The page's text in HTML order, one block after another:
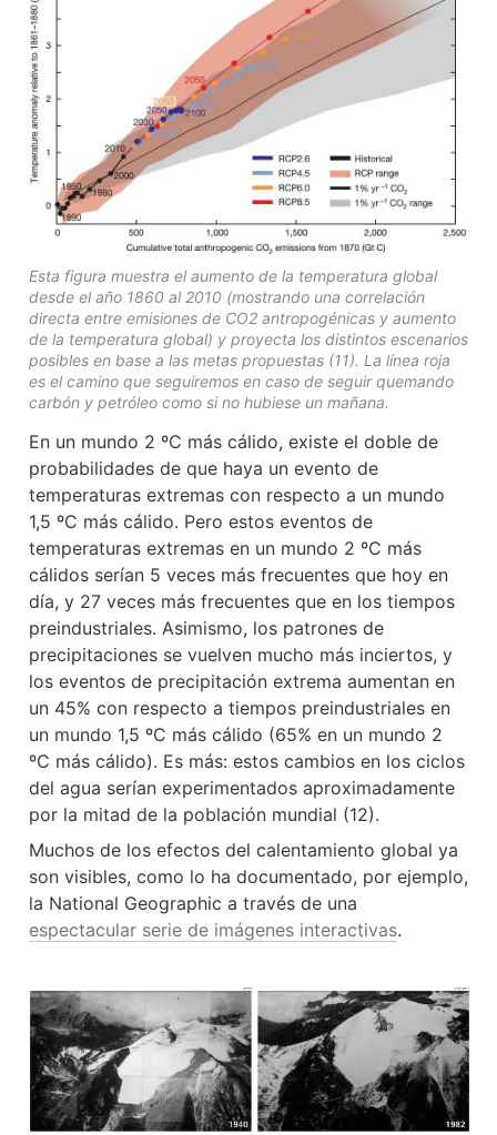
Esta figura muestra el aumento de la temperatura global
desde el año 1860 al 2010 (mostrando una correlación
directa entre emisiones de CO2 antropogénicas y aumento
de la temperatura global) y proyecta los distintos escenarios
posibles en base a las metas propuestas (11). La línea roja
es el camino que seguiremos en caso de seguir quemando
carbón y petróleo como si no hubiese un mañana.
En un mundo 2 ºC más cálido, existe el doble de
probabilidades de que haya un evento de
temperaturas extremas con respecto a un mundo
1,5 ºC más cálido. Pero estos eventos de
temperaturas extremas en un mundo 2 ºC más
cálidos serían 5 veces más frecuentes que hoy en
día, y 27 veces más frecuentes que en los tiempos
preindustriales. Asimismo, los patrones de
precipitaciones se vuelven mucho más inciertos, y
los eventos de precipitación extrema aumentan en
un 45% con respecto a tiempos preindustriales en
un mundo 1,5 ºC más cálido (65% en un mundo 2
ºC más cálido). Es más: estos cambios en los ciclos
del agua serían experimentados aproximadamente
por la mitad de la población mundial (12).
Muchos de los efectos del calentamiento global ya
son visibles, como lo ha documentado, por ejemplo,
espectacular serie de imágenes interactivas.